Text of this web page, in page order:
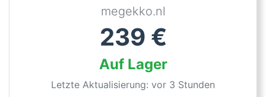
megekko.nl
239 €
Auf Lager
Letzte Aktualisierung: vor 3 Stunden